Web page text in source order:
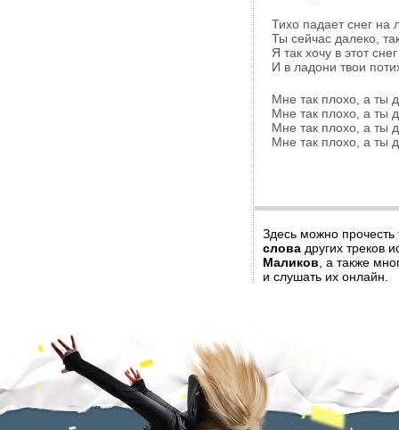
Тихо падает снег на
Ты сейчас далеко,
Я так хочу в этот
И в ладони твои
Мне так плохо, а ты
Мне так плохо, а ты
Мне так плохо, а ты
Мне так плохо, а ты
Здесь можно прочесть
слова других треков
Маликов , а также
и слушать их онлайн.